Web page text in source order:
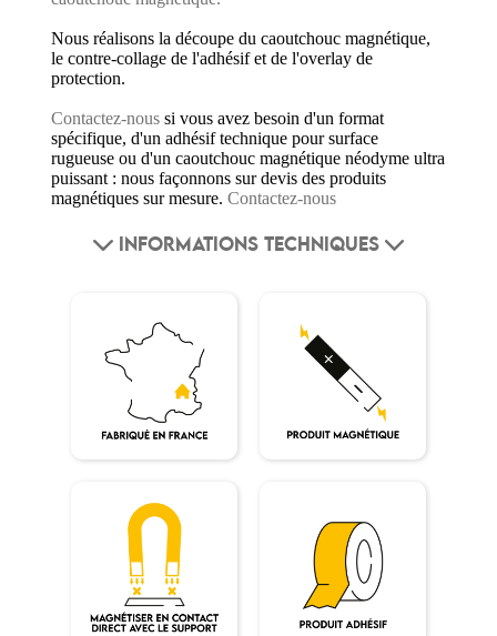
Nous réalisons la découpe du caoutchouc magnétique,
le contre-collage de l'adhésif et de l'overlay de
protection.
Contactez-nous si vous avez besoin d'un format
spécifique, d'un adhésif technique pour surface
rugueuse ou d'un caoutchouc magnétique néodyme ultra
puissant : nous façonnons sur devis des produits
magnétiques sur mesure.Contactez-nous
INFORMATIONS TECHNIQUES